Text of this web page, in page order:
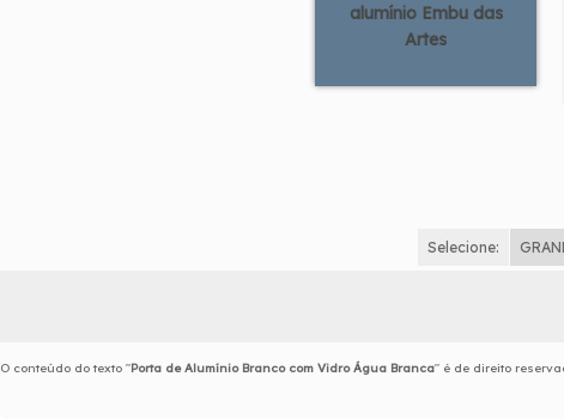
alumínio Embu das
Artes
Selecione:
O conteúdo do texto "Porta de Alumínio Branco com Vidro Água Branca" é de direito